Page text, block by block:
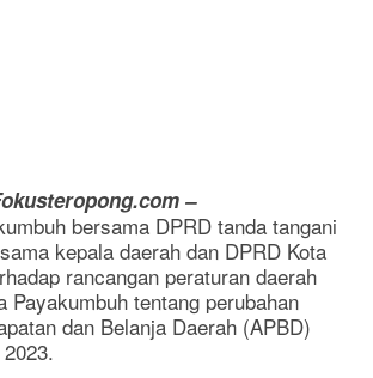
–
bersama DPRD tanda tangani
kepala daerah dan DPRD Kota
rancangan peraturan daerah
Payakumbuh tentang perubahan
dan Belanja Daerah (APBD)